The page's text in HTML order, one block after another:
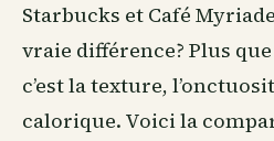
Starbucks et Café
vraie différence? Plus
c’est la texture,
calorique. Voici la